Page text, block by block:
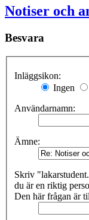
Notiser och
Besvara
Inläggsikon:
Ingen
Användarnamn:
Ämne:
Skriv
du är en riktig
Den här frågan är